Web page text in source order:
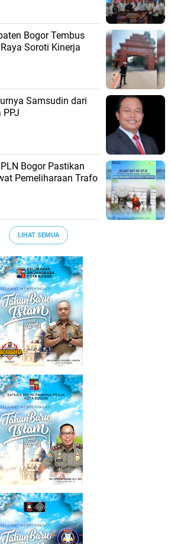
Bogor Tembus
Soroti Kinerja
Samsudin dari
PPJ
Bogor Pastikan
Pemeliharaan Trafo
LIHAT SEMUA